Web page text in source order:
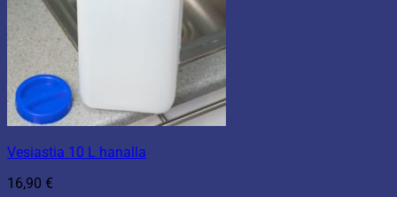
Vesiastia 10 L hanalla
16,90 €